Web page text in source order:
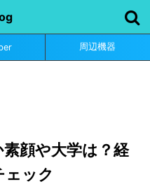
周辺機器
顔や大学は？経
ック